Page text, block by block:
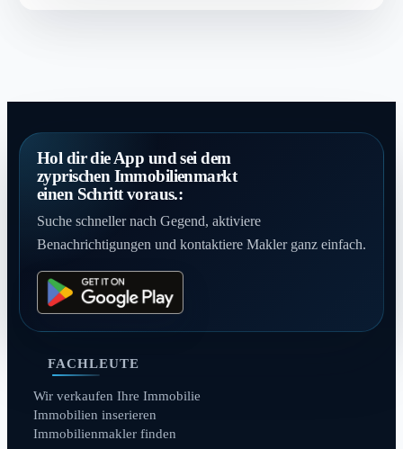
Hol dir die App und sei dem
zyprischen Immobilienmarkt
einen Schritt voraus.:
Suche schneller nach Gegend, aktiviere
Benachrichtigungen und kontaktiere Makler ganz einfach.
FACHLEUTE
Wir verkaufen Ihre Immobilie
Immobilien inserieren
Immobilienmakler finden